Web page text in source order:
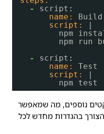
-
script :
name:
Build
script:
|
npm
npm run
-
script :
name:
Test
script:
|
npm test
נוספים, מה שמאפשר
בהגדרות מחדש לכל